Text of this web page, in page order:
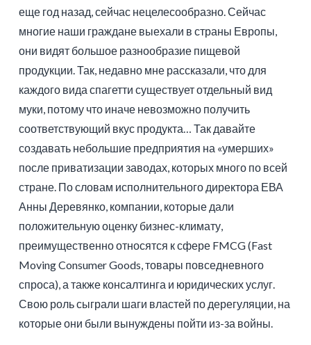
еще год назад, сейчас нецелесообразно. Сейчас
многие наши граждане выехали в страны Европы,
они видят большое разнообразие пищевой
продукции. Так, недавно мне рассказали, что для
каждого вида спагетти существует отдельный вид
муки, потому что иначе невозможно получить
соответствующий вкус продукта… Так давайте
создавать небольшие предприятия на «умерших»
после приватизации заводах, которых много по всей
стране. По словам исполнительного директора ЕВА
Анны Деревянко, компании, которые дали
положительную оценку бизнес-климату,
преимущественно относятся к сфере FMCG (Fast
Moving Consumer Goods, товары повседневного
спроса), а также консалтинга и юридических услуг.
Свою роль сыграли шаги властей по дерегуляции, на
которые они были вынуждены пойти из-за войны.